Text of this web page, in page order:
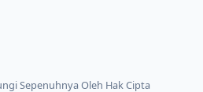
Sepenuhnya Oleh Hak Cipta